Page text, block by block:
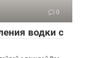
0
водки с